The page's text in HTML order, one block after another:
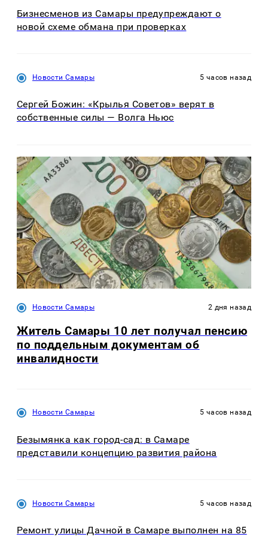
Бизнесменов из Самары предупреждают о
новой схеме обмана при проверках
Новости Самары 5 часов назад
Сергей Божин: «Крылья Советов» верят в
собственные силы — Волга Ньюс
Новости Самары 2 дня назад
Житель Самары 10 лет получал пенсию
по поддельным документам об
инвалидности
Новости Самары 5 часов назад
Безымянка как город-сад: в Самаре
представили концепцию развития района
Новости Самары 5 часов назад
Ремонт улицы Дачной в Самаре выполнен на 85